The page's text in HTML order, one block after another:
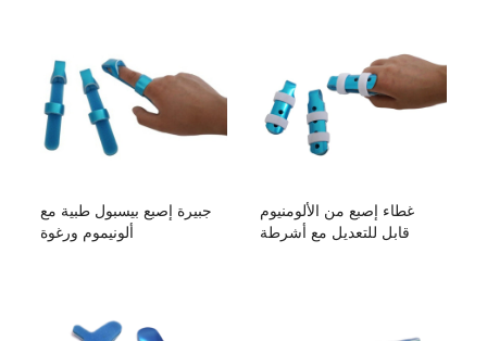
جبيرة إصبع بيسبول طبية مع
ألونيموم ورغوة
غطاء إصبع من الألومنيوم
قابل للتعديل مع أشرطة